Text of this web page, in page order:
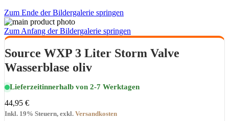
Zum Ende der Bildergalerie springen
Zum Anfang der Bildergalerie springen
Source WXP 3 Liter Storm Valve
Wasserblase oliv
Lieferzeitinnerhalb von 2-7 Werktagen
44,95 €
Inkl. 19% Steuern, exkl. Versandkosten